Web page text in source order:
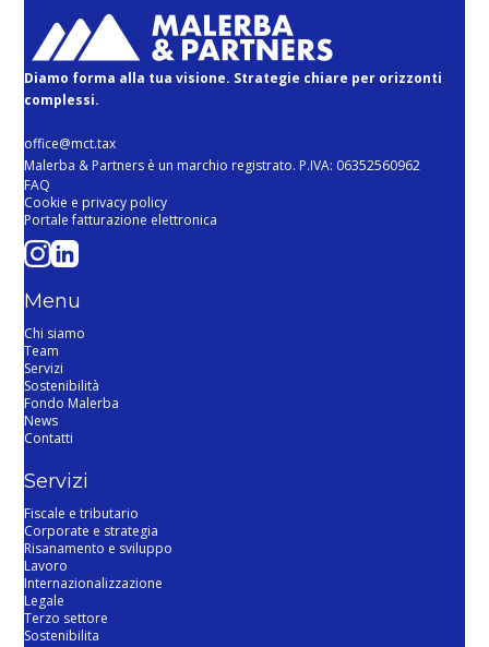
Diamo forma alla tua visione. Strategie chiare per orizzonti
complessi.
office@mct.tax
Malerba & Partners è un marchio registrato. P.IVA: 06352560962
FAQ
Cookie e privacy policy
Portale fatturazione elettronica
Menu
Chi siamo
Team
Servizi
Sostenibilità
Fondo Malerba
News
Contatti
Servizi
Fiscale e tributario
Corporate e strategia
Risanamento e sviluppo
Lavoro
Internazionalizzazione
Legale
Terzo settore
Sostenibilita